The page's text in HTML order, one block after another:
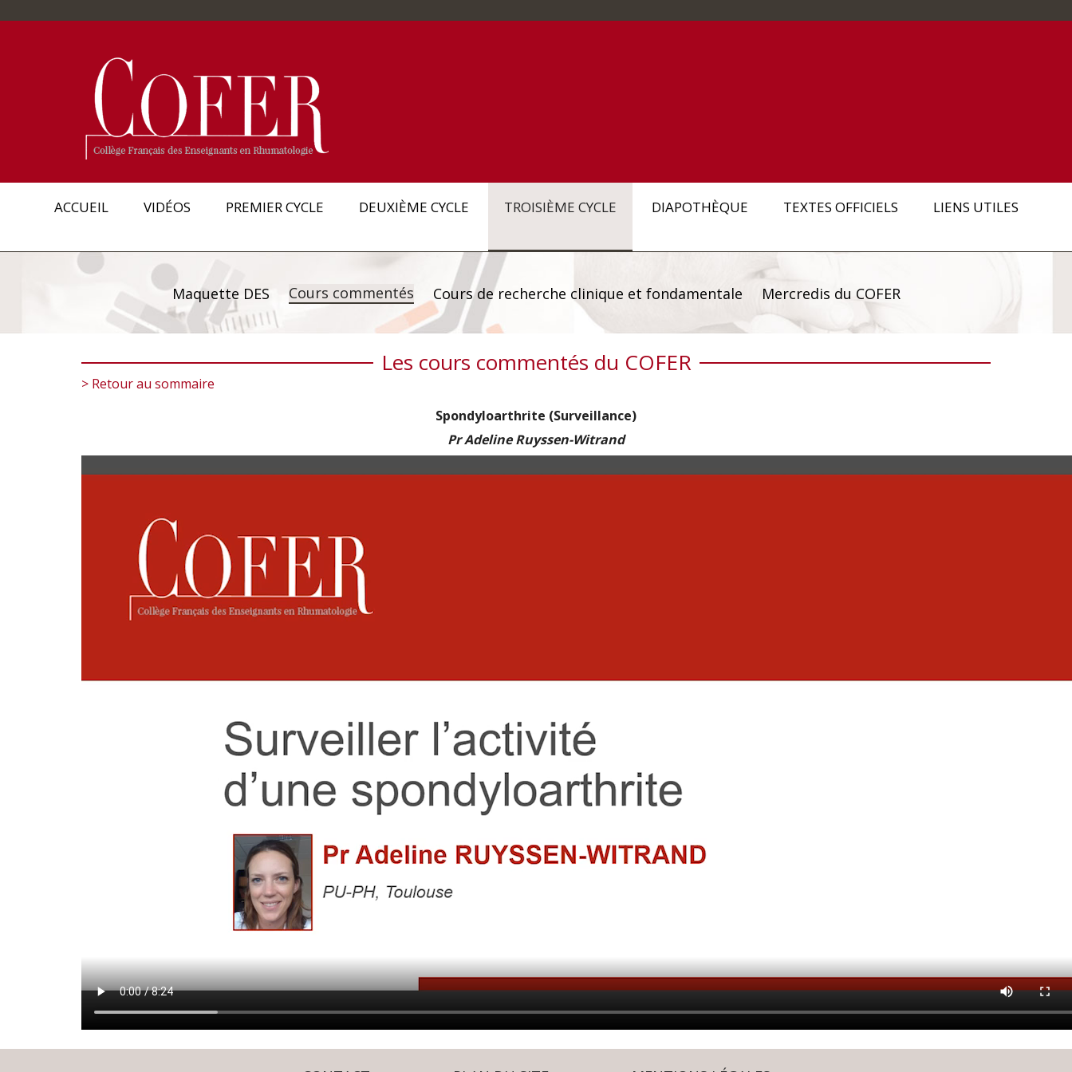
ACCUEIL VIDÉOS PREMIER CYCLE DEUXIÈME CYCLE TROISIÈME CYCLE DIAPOTHÈQUE TEXTES OFFICIELS LIENS UTILES
Maquette DES Cours commentés Cours de recherche clinique et fondamentale Mercredis du COFER
Les cours commentés du COFER
> Retour au sommaire
Spondyloarthrite (Surveillance)
Pr Adeline Ruyssen-Witrand